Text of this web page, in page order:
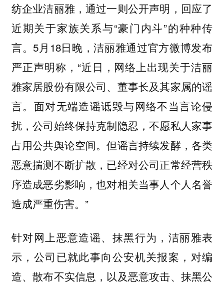
纺企业洁丽雅，通过一则公开声明，回应了
近期关于家族关系与“豪门内斗”的种种传
言。5月18日晚，洁丽雅通过官方微博发布
严正声明称，“近日，网络上出现关于洁丽
雅家居股份有限公司、董事长及其家属的谣
言。面对无端造谣诋毁与网络不当言论侵
扰，公司始终保持克制隐忍，不愿私人家事
占用公共舆论空间。但谣言持续发酵，各类
恶意揣测不断扩散，已经对公司正常经营秩
序造成恶劣影响，也对相关当事人个人名誉
造成严重伤害。”
针对网上恶意造谣、抹黑行为，洁丽雅表
示，公司已就此事向公安机关报案，对编
造、散布不实信息，以及恶意攻击、抹黑公